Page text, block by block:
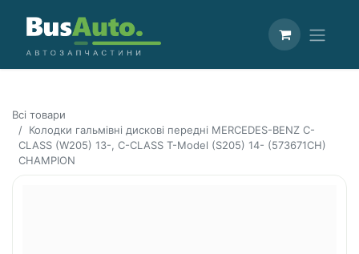
Всі товари
Колодки гальмівні дискові передні MERCEDES-BENZ C-
CLASS (W205) 13-, C-CLASS T-Model (S205) 14- (573671CH)
CHAMPION